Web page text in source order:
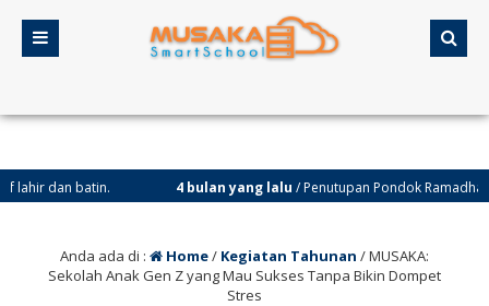
4 bulan yang lalu/ Penutupan Pondok Ramadhan dilakukan
Anda ada di : Home/ Kegiatan Tahunan /MUSAKA:
Sekolah Anak Gen Z yang Mau Sukses Tanpa Bikin Dompet
Stres